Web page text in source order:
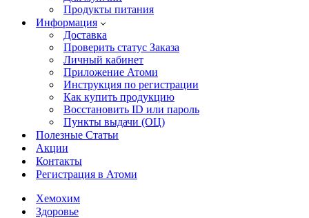
Продукты питания
Информация
Доставка
Проверить статус Заказа
Личный кабинет
Приложение Атоми
Инструкция по регистрации
Как купить продукцию
Восстановить ID или пароль
Пункты выдачи (ОЦ)
Полезные Статьи
Акции
Контакты
Регистрация в Атоми
Хемохим
Здоровье